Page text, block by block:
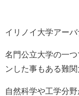
イリノイ大学アー
名門公立大学の一つ
ンした事もある難関
自然科学や工学分